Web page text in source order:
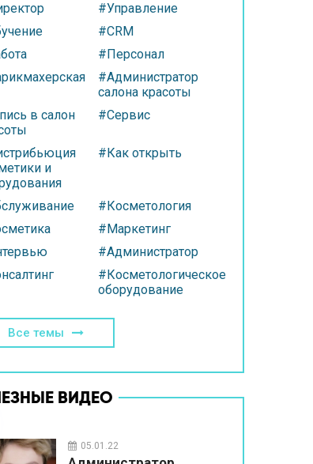
#Управление
#CRM
#Персонал
#Администратор
салона красоты
в салон
#Сервис
и
#Как открыть
#Косметология
#Маркетинг
#Администратор
#Косметологическое
оборудование
Все темы
ВИДЕО
05.01.22